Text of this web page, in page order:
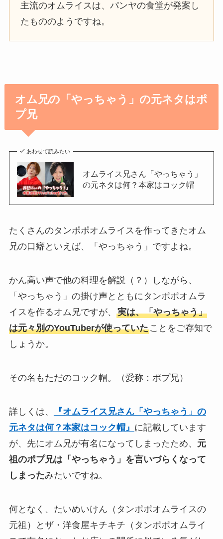
主流のオムライスは、パンヤの食堂が発案し
たもののようですね。
オム兄の「やっちゃう」の元ネタはポ
プ兄
あわせて読みたい
オムライス兄さん「やっちゃう」
の元ネタは何？本家はコック帽
たくさんのタンポポオムライスを作ってきたオム
兄の口癖といえば、「やっちゃう」ですよね。
かん高い声で他の料理を解説（？）しながら、
「やっちゃう」の掛け声とともにタンポポオムラ
イスを作るオム兄ですが、 実は、「やっちゃう」
は元々別のYouTuberが使っていたことをご存知で
しょうか。
その名もただのコック帽。（愛称：ポプ兄）
詳しくは、
『オムライス兄さん「やっちゃう」の
元ネタは何？本家はコック帽』 に記載しています
が、先にオム兄が有名になってしまったため、 元
祖のポプ兄は「やっちゃう」を言いづらくなって
しまったみたいですね。
何となく、たいめいけん（タンポポオムライスの
元祖）とザ・洋食屋キチキチ（タンポポオムライ